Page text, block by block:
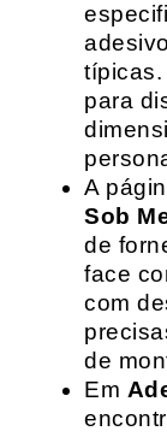
típicas.
para
A
Sob
de
face
com
de
Em